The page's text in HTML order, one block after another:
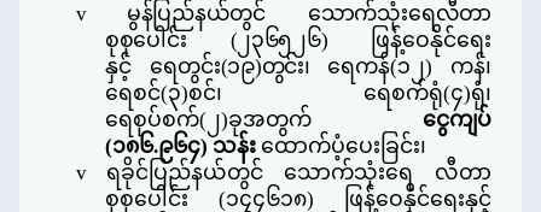
v
မွန်ပြည်နယ်တွင် သောက်သုံးရေလီတာ
စုစုပေါင်း ( ၂၃၆၅၂၆)
ဖြန့်ဝေနိုင်ရေး
နှင့်
ရေတွင်း(၁၉)တွင်း၊ ရေကန်(၁၂) ကန်၊
ရေစင်(၃)စင်၊ ရေစက်ရုံ(၄)ရုံ၊
ရေစုပ်စက်( ၂)ခုအတွက် ငွေကျပ်
(၁၈၆.၉၆၄) သန်း ထောက်ပံ့ပေးခြင်း၊
v
ရခိုင်ပြည်နယ်တွင် သောက်သုံးရေ လီတာ
စုစုပေါင်း (၁၄၄၆၁၈)
ဖြန့်ဝေနိုင်ရေးနှင့်